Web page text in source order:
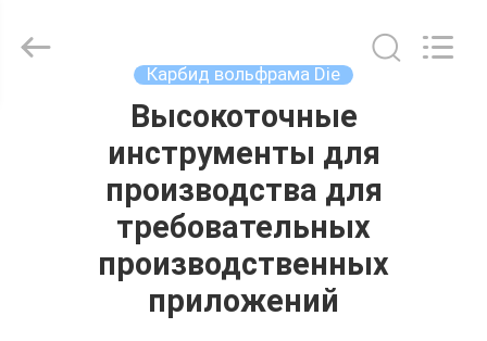
ПРОДУКТЫ
ВИДЕО
Карбид вольфрама Die
Высокоточные
инструменты для
производства для
требовательных
производственных
приложений